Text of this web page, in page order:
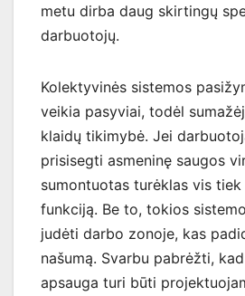
metu dirba daug skirtingų
darbuotojų.
Kolektyvinės sistemos
veikia pasyviai, todėl
klaidų tikimybė. Jei
prisisegti asmeninę saugos
sumontuotas turėklas vis
funkciją. Be to, tokios
judėti darbo zonoje, kas
našumą. Svarbu pabrėžti,
apsauga turi būti